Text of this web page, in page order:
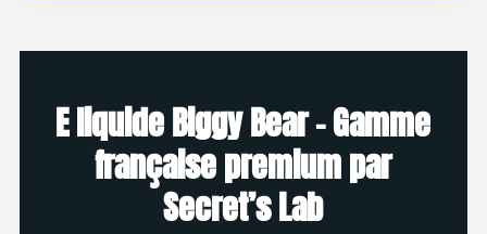
E liquide Biggy Bear – Gamme
française premium par
Secret’s Lab